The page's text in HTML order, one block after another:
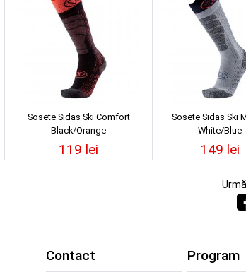
Sosete Sidas Ski Comfort
Black/Orange
119 lei
Sosete Sidas Ski
White/Blue
149 lei
Contact Program